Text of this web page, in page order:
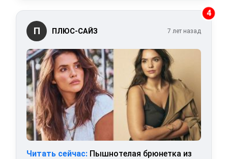
4
П ПЛЮС-САЙЗ 7 лет назад
Читать сейчас: Пышнотелая брюнетка из